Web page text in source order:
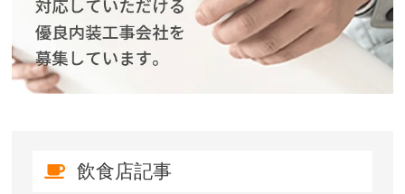
飲食店記事